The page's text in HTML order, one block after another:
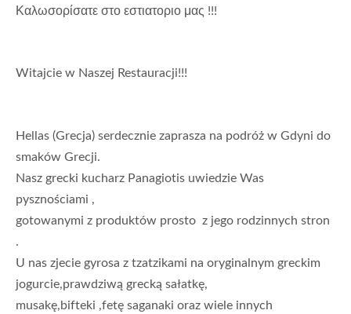
Καλωσορίσατε στο εστιατοριο μας !!!
Witajcie w Naszej Restauracji!!!
Hellas (Grecja) serdecznie zaprasza na podróż w Gdyni do
smaków Grecji.
Nasz grecki kucharz Panagiotis uwiedzie Was
pysznościami ,
gotowanymi z produktów prosto  z jego rodzinnych stron
.
U nas zjecie gyrosa z tzatzikami na oryginalnym greckim
jogurcie,prawdziwą grecką sałatkę,
musakę,bifteki ,fetę saganaki oraz wiele innych